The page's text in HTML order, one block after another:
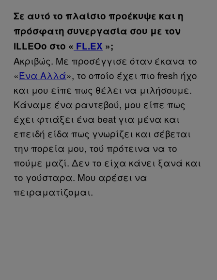
Σε αυτό το πλαίσιο προέκυψε και η
πρόσφατη συνεργασία σου με τον
iLLEOo στο « FL.EX »;
Ακριβώς. Με προσέγγισε όταν έκανα το
«Ένα Αλλά», το οποίο έχει πιο fresh ήχο
και μου είπε πως θέλει να μιλήσουμε.
Κάναμε ένα ραντεβού, μου είπε πως
έχει φτιάξει ένα beat για μένα και
επειδή είδα πως γνωρίζει και σέβεται
την πορεία μου, τού πρότεινα να το
πούμε μαζί. Δεν το είχα κάνει ξανά και
το γούσταρα. Μου αρέσει να
πειραματίζομαι.